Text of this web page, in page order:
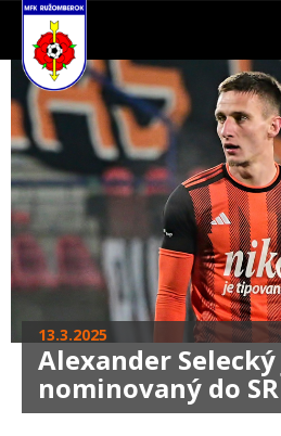
13.3.2025
Alexander
nominovaný do SR